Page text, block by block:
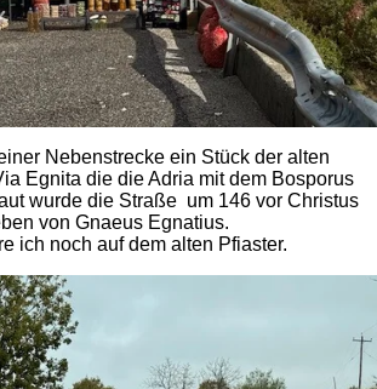
Nebenstrecke ein Stück der alten
Egnita die die Adria mit dem Bosporus
wurde die Straße um 146 vor Christus
von Gnaeus Egnatius.
ich noch auf dem alten Pfiaster.